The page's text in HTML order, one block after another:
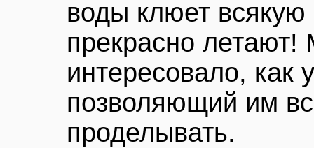
воды клюет всякую
прекрасно летают!
интересовало, как
позволяющий им
проделывать.